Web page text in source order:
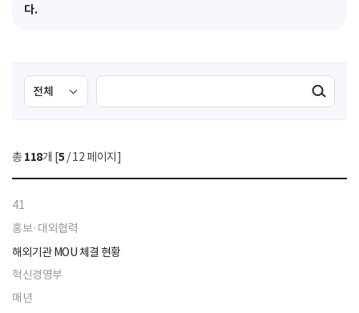
다.
검
색
선
택
색
검색실행
총 118개 [5 / 12 페이지]
41
홍보·대외협력
해외기관 MOU 체결 현황
혁신경영부
매년